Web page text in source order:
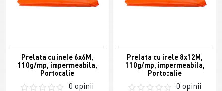
Prelata cu inele 6x6M,
110g/mp, impermeabila,
Portocalie
0 opinii
Prelata cu inele 8x12M,
110g/mp, impermeabila,
Portocalie
0 opinii